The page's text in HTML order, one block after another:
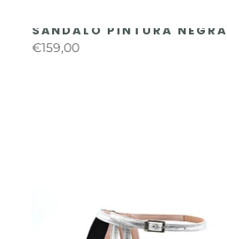
SÁNDALO PINTURA NEGRA
€159,00